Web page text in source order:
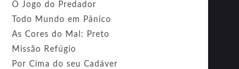
O Jogo do Predador
Todo Mundo em Pânico
As Cores do Mal: Preto
Missão Refúgio
Por Cima do seu Cadáver